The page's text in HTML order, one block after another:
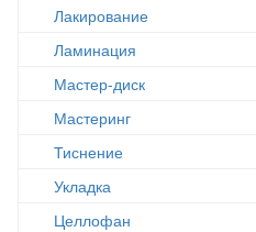
Лакирование
Ламинация
Мастер-диск
Мастеринг
Тиснение
Укладка
Целлофан